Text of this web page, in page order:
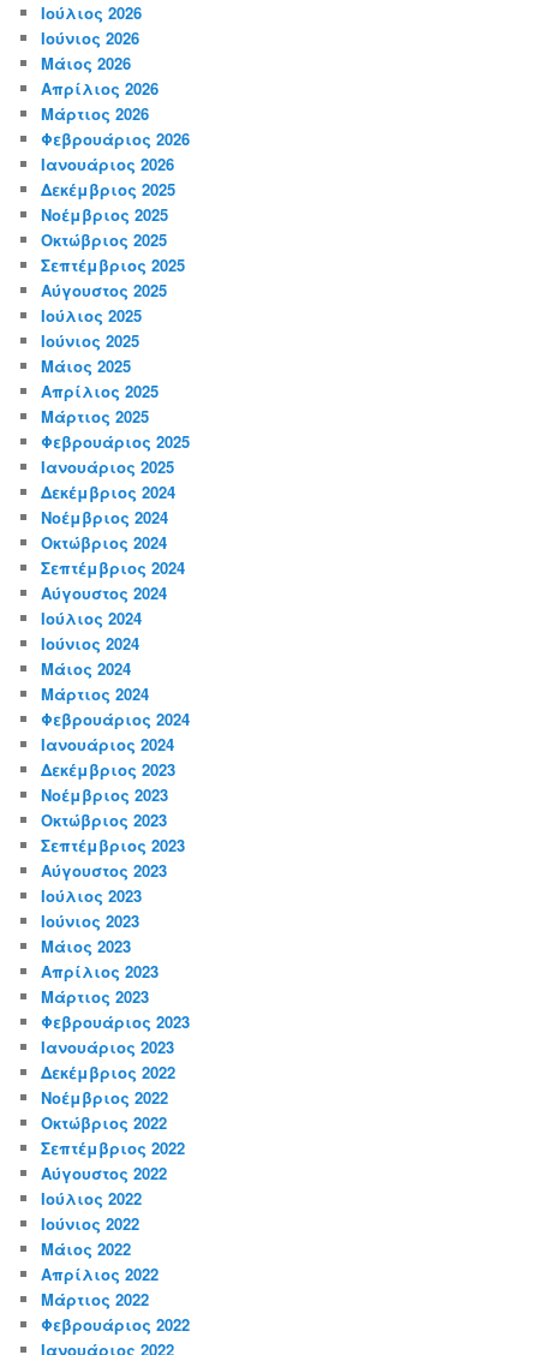
Ιούλιος 2026
Ιούνιος 2026
Μάιος 2026
Απρίλιος 2026
Μάρτιος 2026
Φεβρουάριος 2026
Ιανουάριος 2026
Δεκέμβριος 2025
Νοέμβριος 2025
Οκτώβριος 2025
Σεπτέμβριος 2025
Αύγουστος 2025
Ιούλιος 2025
Ιούνιος 2025
Μάιος 2025
Απρίλιος 2025
Μάρτιος 2025
Φεβρουάριος 2025
Ιανουάριος 2025
Δεκέμβριος 2024
Νοέμβριος 2024
Οκτώβριος 2024
Σεπτέμβριος 2024
Αύγουστος 2024
Ιούλιος 2024
Ιούνιος 2024
Μάιος 2024
Μάρτιος 2024
Φεβρουάριος 2024
Ιανουάριος 2024
Δεκέμβριος 2023
Νοέμβριος 2023
Οκτώβριος 2023
Σεπτέμβριος 2023
Αύγουστος 2023
Ιούλιος 2023
Ιούνιος 2023
Μάιος 2023
Απρίλιος 2023
Μάρτιος 2023
Φεβρουάριος 2023
Ιανουάριος 2023
Δεκέμβριος 2022
Νοέμβριος 2022
Οκτώβριος 2022
Σεπτέμβριος 2022
Αύγουστος 2022
Ιούλιος 2022
Ιούνιος 2022
Μάιος 2022
Απρίλιος 2022
Μάρτιος 2022
Φεβρουάριος 2022
Ιανουάριος 2022